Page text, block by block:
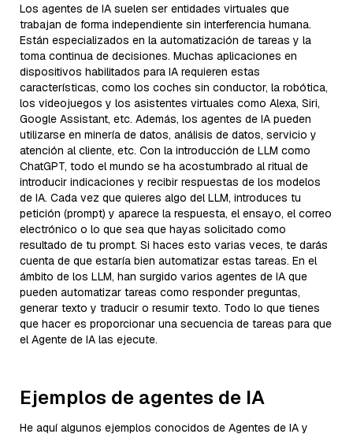
Los agentes de IA suelen ser entidades virtuales que
trabajan de forma independiente sin interferencia humana.
Están especializados en la automatización de tareas y la
toma continua de decisiones. Muchas aplicaciones en
dispositivos habilitados para IA requieren estas
características, como los coches sin conductor, la robótica,
los videojuegos y los asistentes virtuales como Alexa, Siri,
Google Assistant, etc. Además, los agentes de IA pueden
utilizarse en minería de datos, análisis de datos, servicio y
atención al cliente, etc. Con la introducción de LLM como
ChatGPT, todo el mundo se ha acostumbrado al ritual de
introducir indicaciones y recibir respuestas de los modelos
de IA. Cada vez que quieres algo del LLM, introduces tu
petición (prompt) y aparece la respuesta, el ensayo, el correo
electrónico o lo que sea que hayas solicitado como
resultado de tu prompt. Si haces esto varias veces, te darás
cuenta de que estaría bien automatizar estas tareas. En el
ámbito de los LLM, han surgido varios agentes de IA que
pueden automatizar tareas como responder preguntas,
generar texto y traducir o resumir texto. Todo lo que tienes
que hacer es proporcionar una secuencia de tareas para que
el Agente de IA las ejecute.
Ejemplos de agentes de IA
He aquí algunos ejemplos conocidos de Agentes de IA y